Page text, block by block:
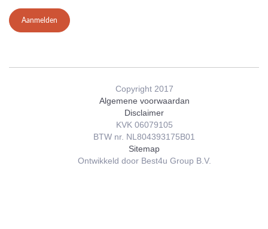
Aanmelden
Copyright 2017
Algemene voorwaardan
Disclaimer
KVK 06079105
BTW nr. NL804393175B01
Sitemap
Ontwikkeld door Best4u Group B.V.